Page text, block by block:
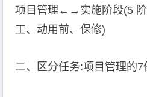
项目管理←→实施阶段(5
工、动用前、保修)
二、区分任务:项目管理的7